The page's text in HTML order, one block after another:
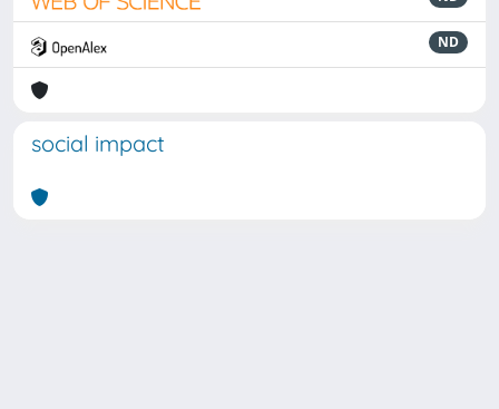
ND
social impact